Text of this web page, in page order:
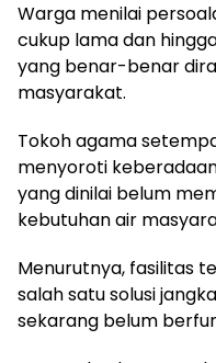
Warga menilai
cukup lama dan
yang benar-benar
masyarakat.
Tokoh agama
menyoroti
yang dinilai belum
kebutuhan air
Menurutnya, fasilitas
salah satu solusi
sekarang belum